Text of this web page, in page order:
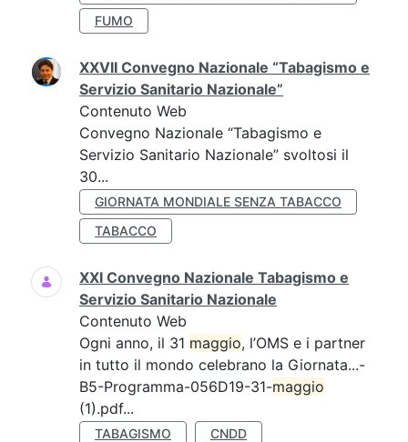
FUMO
XXVII Convegno Nazionale “Tabagismo e
Servizio Sanitario Nazionale”
Contenuto Web
Convegno Nazionale “Tabagismo e
Servizio Sanitario Nazionale” svoltosi il
30...
GIORNATA MONDIALE SENZA TABACCO
TABACCO
XXI Convegno Nazionale Tabagismo e
Servizio Sanitario Nazionale
Contenuto Web
Ogni anno, il 31 maggio, l’OMS e i partner
in tutto il mondo celebrano la Giornata...-
B5-Programma-056D19-31-maggio
(1).pdf...
TABAGISMO
CNDD